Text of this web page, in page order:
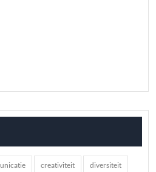
creativiteit diversiteit